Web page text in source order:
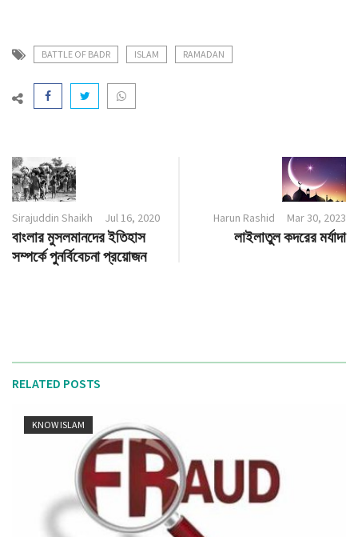
BATTLE OF BADR ISLAM RAMADAN
Sirajuddin Shaikh Jul 16, 2020
বাংলার মুসলমানদের ইতিহাস
সম্পর্কে পুনর্বিবেচনা প্রয়োজন
Harun Rashid Mar 30, 2023
লাইলাতুল কদরের মর্যাদা
RELATED POSTS
KNOW ISLAM